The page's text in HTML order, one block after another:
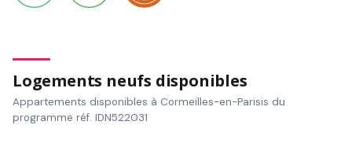
Logements neufs disponibles
Appartements disponibles à Cormeilles-en-Parisis du
programme réf. IDN522031